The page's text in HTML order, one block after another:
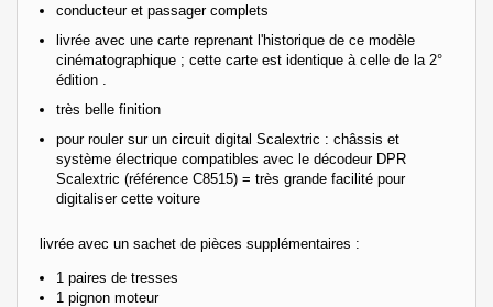
conducteur et passager complets
livrée avec une carte reprenant l'historique de ce modèle
cinématographique ; cette carte est identique à celle de la 2°
édition .
très belle finition
pour rouler sur un circuit digital Scalextric : châssis et
système électrique compatibles avec le décodeur DPR
Scalextric (référence C8515) = très grande facilité pour
digitaliser cette voiture
livrée avec un sachet de pièces supplémentaires :
1 paires de tresses
1 pignon moteur